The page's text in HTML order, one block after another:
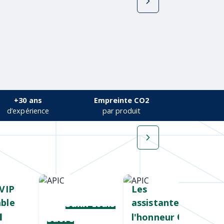
+30 ans
d’expérience
Empreinte CO2
par produit
Saint Louis
Sucre
Les
assistantes à
l'honneur Chez